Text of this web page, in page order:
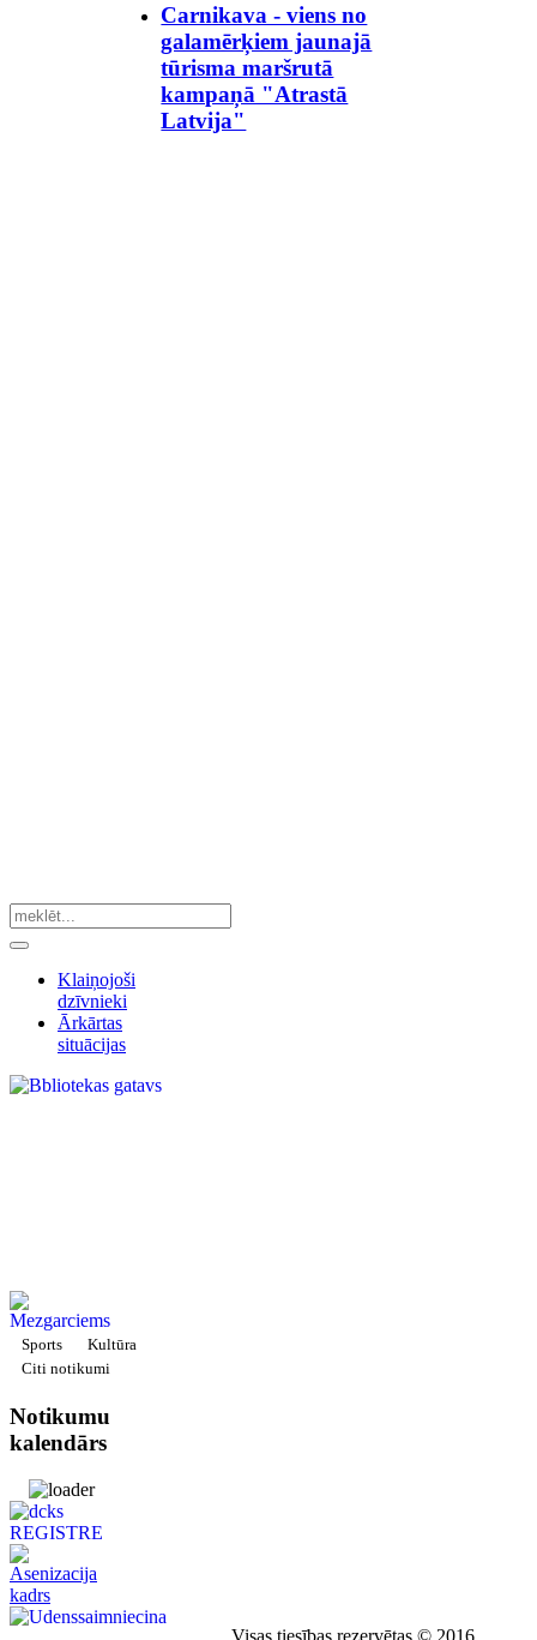
Carnikava - viens no
galamērķiem jaunajā
tūrisma maršrutā
kampaņā "Atrastā
Latvija"
Klaiņojoši
dzīvnieki
Ārkārtas
situācijas
Sports
Kultūra
Citi notikumi
Notikumu
kalendārs